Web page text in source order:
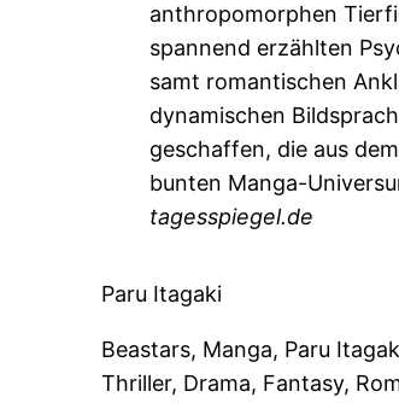
anthropomorphen
spannend erzählten
samt romantischen
dynamischen
geschaffen, die aus
bunten Manga-
tagesspiegel.de
Paru Itagaki
Beastars, Manga, Paru
Thriller, Drama, Fantasy,